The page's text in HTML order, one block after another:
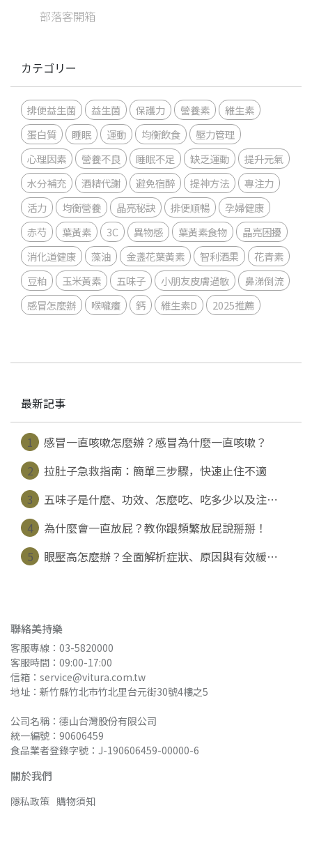
部落客開箱
カテゴリー
排便益生菌 益生菌 保護力 營養素
維生素
蛋白質
睡眠 運動 均衡飲食
壓力管理
心理因素
營養不良 睡眠不足 缺乏運動
提升元氣
水分補充
酒精代謝 避免宿醉 提神方法
專注力
活力
均衡營養 晶亮秘訣 排便順暢
孕婦健康
赤芍
葉黃素 3C 異物感 葉黃素食物
晶亮困擾
消化道健康
藻油 金盞花葉黃素 智利酒果
花青素
豆粕
玉米黃素 五味子 小朋友皮膚過敏
鼻涕倒流
感冒怎麼辦
喉嚨癢 鈣 維生素D 2025推薦
最新記事
1
感冒一直咳嗽怎麼辦？感冒為什麼一直咳嗽？
2
拉肚子急救指南：簡單三步驟，快速止住不適
3
五味子是什麼、功效、怎麼吃、吃多少以及注⋯
4
為什麼會一直放屁？教你跟頻繁放屁說掰掰！
5
眼壓高怎麼辦？全面解析症狀、原因與有效緩⋯
聯絡美持樂
客服專線：03-5820000
客服時間：09:00-17:00
信箱：service@vitura.com.tw
地址：新竹縣竹北市竹北里台元街30號4樓之5
公司名稱：德山台灣股份有限公司
統一編號：90606459
食品業者登錄字號：J-190606459-00000-6
關於我們
隱私政策 購物須知